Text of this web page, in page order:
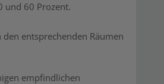
und 60 Prozent.
entsprechenden Räumen
empfindlichen